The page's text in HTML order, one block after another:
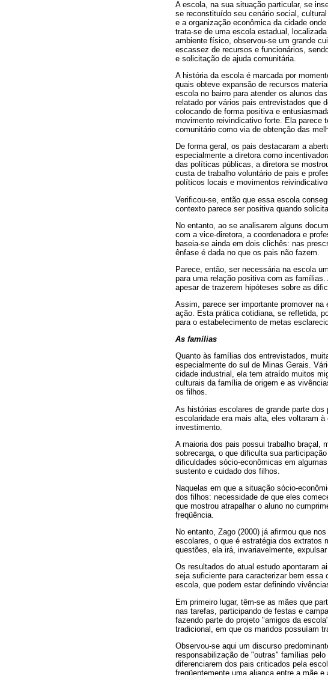
A escola, na sua situação particular, se
se reconstituído seu cenário social,
e a organização econômica da cidade
trata-se de uma escola estadual,
ambiente físico, observou-se um grande
escassez de recursos e funcionários,
e solicitação de ajuda comunitária.
A história da escola é marcada por
quais obteve expansão de recursos
escola no bairro para atender os alunos
relatado por vários pais entrevistados que
colocando de forma positiva e
movimento reivindicativo forte. Ela parece
comunitário como via de obtenção das
De forma geral, os pais destacaram a
especialmente a diretora como
das políticas públicas, a diretora se
custa de trabalho voluntário de pais e
políticos locais e movimentos
Verificou-se, então que essa escola
contexto parece ser positiva quando
No entanto, ao se analisarem alguns
com a vice-diretora, a coordenadora e
baseia-se ainda em dois clichês: nas
ênfase é dada no que os pais não fazem.
Parece, então, ser necessária na escola
para uma relação positiva com as
apesar de trazerem hipóteses sobre as
Assim, parece ser importante promover
ação. Esta prática cotidiana, se refletida,
para o estabelecimento de metas
As famílias
Quanto às famílias dos entrevistados,
especialmente do sul de Minas Gerais.
cidade industrial, ela tem atraído muitos
culturais da família de origem e as
os filhos.
As histórias escolares de grande parte
escolaridade era mais alta, eles voltaram
investimento.
A maioria dos pais possui trabalho braçal,
sobrecarga, o que dificulta sua
dificuldades sócio-econômicas em
sustento e cuidado dos filhos.
Naquelas em que a situação sócio-
dos filhos: necessidade de que eles
que mostrou atrapalhar o aluno no
freqüência.
No entanto, Zago (2000) já afirmou que
escolares, o que é estratégia dos extratos
questões, ela irá, invariavelmente,
Os resultados do atual estudo apontaram
seja suficiente para caracterizar bem essa
escola, que podem estar definindo
Em primeiro lugar, têm-se as mães que
nas tarefas, participando de festas e
fazendo parte do projeto "amigos da
tradicional, em que os maridos possuíam
Observou-se aqui um discurso
responsabilização de "outras" famílias
diferenciarem dos pais criticados pela
freqüentemente uma aliança entre a mãe